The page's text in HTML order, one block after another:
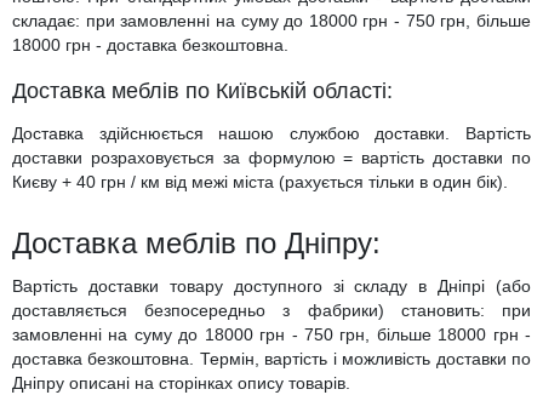
складає: при замовленні на суму до 18000 грн - 750 грн, більше
18000 грн - доставка безкоштовна.
Доставка меблів по Київській області:
Доставка здійснюється нашою службою доставки. Вартість
доставки розраховується за формулою = вартість доставки по
Києву + 40 грн / км від межі міста (рахується тільки в один бік).
Доставка меблів по Дніпру:
Вартість доставки товару доступного зі складу в Дніпрі (або
доставляється безпосередньо з фабрики) становить: при
замовленні на суму до 18000 грн - 750 грн, більше 18000 грн -
доставка безкоштовна. Термін, вартість і можливість доставки по
Дніпру описані на сторінках опису товарів.
Чорні стінки
Стелажі, книжкові шафи
Полиці
Металеві ліжка
М’які ліжка
Полуторні ліжка
Туалетні столики
Дзеркала
Домашній текстиль
Пеленальні столики, пеленатори, комоди
Дитячі парти
Дитячі дивани
Дитячі стільчики
Дитячі матраци
Кухонні мийки
Тумби для ванної лофт
Тумби з умивальником, стільницею зі штучного каменю
Сучасні тумби для ванної кімнати
Тумби для ванної під дерево
Класичні тумби у ванну
Глянцеві пенали для ванної
Пенали для ванної під дерево
Напівпенали для ванної
Меблі для ванної в стилі лофт
Умивальники зі стільницею, з крилом
Умивальники на пральну машину
Маленькі умивальники
Ванни
Унітази
Аксесуари для ванної та туалету
Душові гарнітури
Письмові столи
Комп’ютерні столи
Тумби мобільні
Кавові столики для саду
Крісла-гойдалки